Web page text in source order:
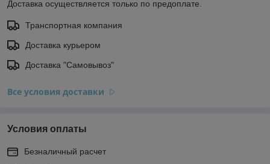
Доставка осуществляется только по предоплате.
Транспортная компания
Доставка курьером
Доставка "Самовывоз"
Все условия доставки
Условия оплаты
Безналичный расчет